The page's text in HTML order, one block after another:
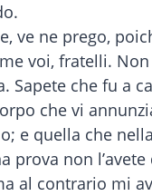
ve ne prego,
voi, fratelli.
Sapete che fu a
che vi
e quella che
prova non l’avete
al contrario mi